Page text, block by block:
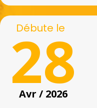
Débute le
28
Avr / 2026